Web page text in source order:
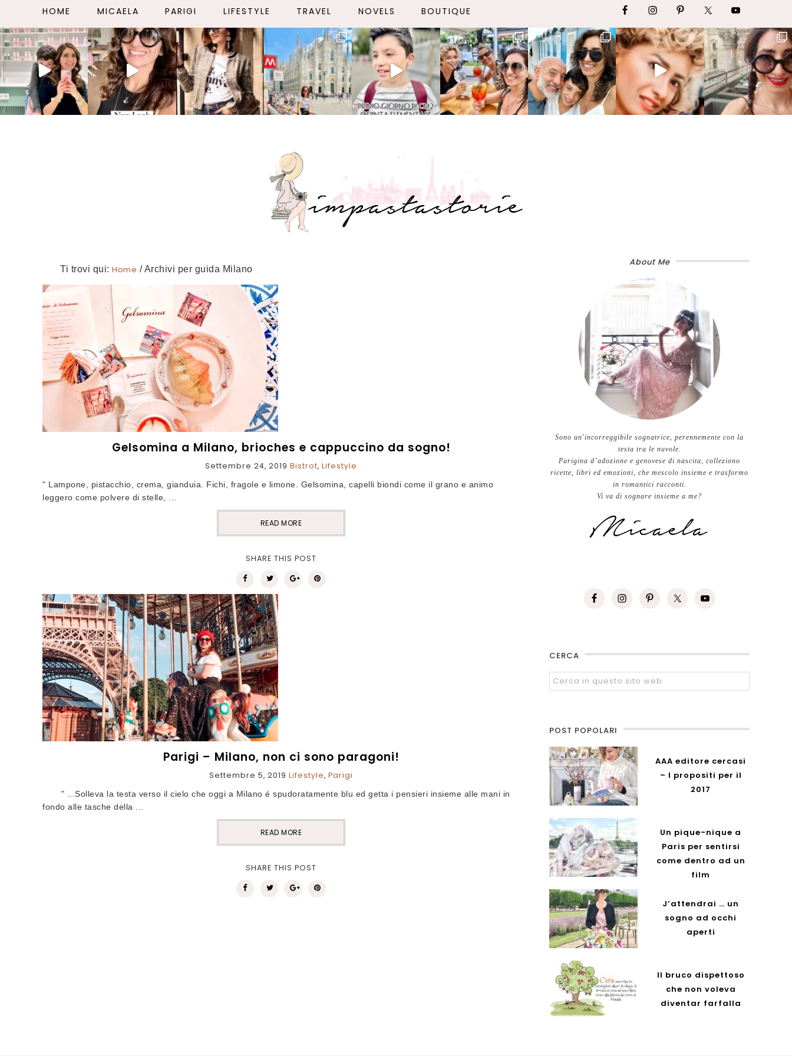
HOME MICAELA PARIGI LIFESTYLE TRAVEL NOVELS BOUTIQUE
Ti trovi qui: Home /Archivi per guida Milano
Gelsomina a Milano, brioches e cappuccino da sogno!
Settembre 24, 2019 Bistrot, Lifestyle
" Lampone, pistacchio, crema, gianduia. Fichi, fragole e limone. Gelsomina, capelli biondi come il grano e animo
leggero come polvere di stelle, ...
READ MORE
SHARE THIS POST
Parigi – Milano, non ci sono paragoni!
Settembre 5, 2019 Lifestyle, Parigi
" ...Solleva la testa verso il cielo che oggi a Milano é spudoratamente blu ed getta i pensieri insieme alle mani in
fondo alle tasche della ...
READ MORE
SHARE THIS POST
About Me
Sono un'incorreggibile sognatrice, perennemente con la
testa tra le nuvole.
Parigina d’adozione e genovese di nascita, colleziono
ricette, libri ed emozioni, che mescolo insieme e trasformo
in romantici racconti.
Vi va di sognare insieme a me?
CERCA
POST POPOLARI
AAA editore cercasi
– I propositi per il
2017
Un pique-nique a
Paris per sentirsi
come dentro ad un
film
J’attendrai … un
sogno ad occhi
aperti
Il bruco dispettoso
che non voleva
diventar farfalla